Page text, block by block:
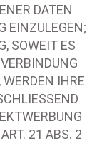
DATEN
EINZULEGEN;
SOWEIT ES
IHRE
21 ABS. 2